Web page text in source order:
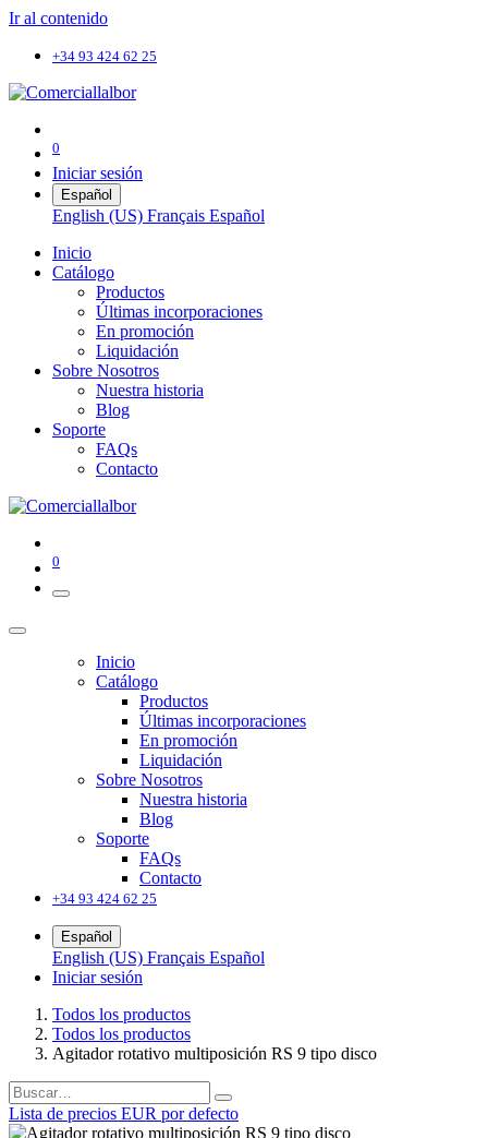
Ir al contenido
+34 93 424 62 25
0
Iniciar sesión
Español
English (US) Français Español
Inicio
Catálogo
Productos
Últimas incorporaciones
En promoción
Liquidación
Sobre Nosotros
Nuestra historia
Blog
Soporte
FAQs
Contacto
0
Inicio
Catálogo
Productos
Últimas incorporaciones
En promoción
Liquidación
Sobre Nosotros
Nuestra historia
Blog
Soporte
FAQs
Contacto
+34 93 424 62 25
Español
English (US) Français Español
Iniciar sesión
Todos los productos
Todos los productos
Agitador rotativo multiposición RS 9 tipo disco
Lista de precios EUR por defecto